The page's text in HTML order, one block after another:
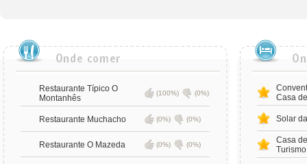
Restaurante Típico O
Montanhês
(100%) (0%)
Restaurante Muchacho (0%) (0%)
Restaurante O Mazeda (0%) (0%)
Casa
Solar
Casa